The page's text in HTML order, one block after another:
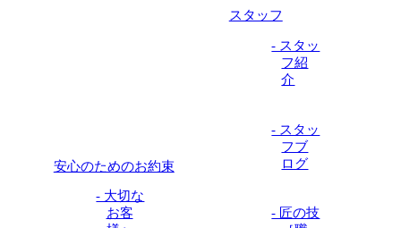
安心のためのお約束
- 大切な
お客
スタッフ
- スタッ
フ紹
介
- スタッ
フブ
ログ
- 匠の技